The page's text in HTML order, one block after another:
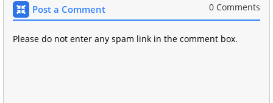
Post a Comment 0 Comments
Please do not enter any spam link in the comment box.